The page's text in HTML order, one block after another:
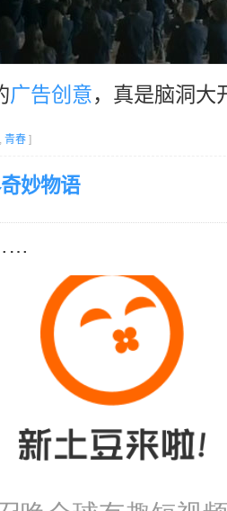
广告创意，真是脑洞大
, 青春 ]
妙物语